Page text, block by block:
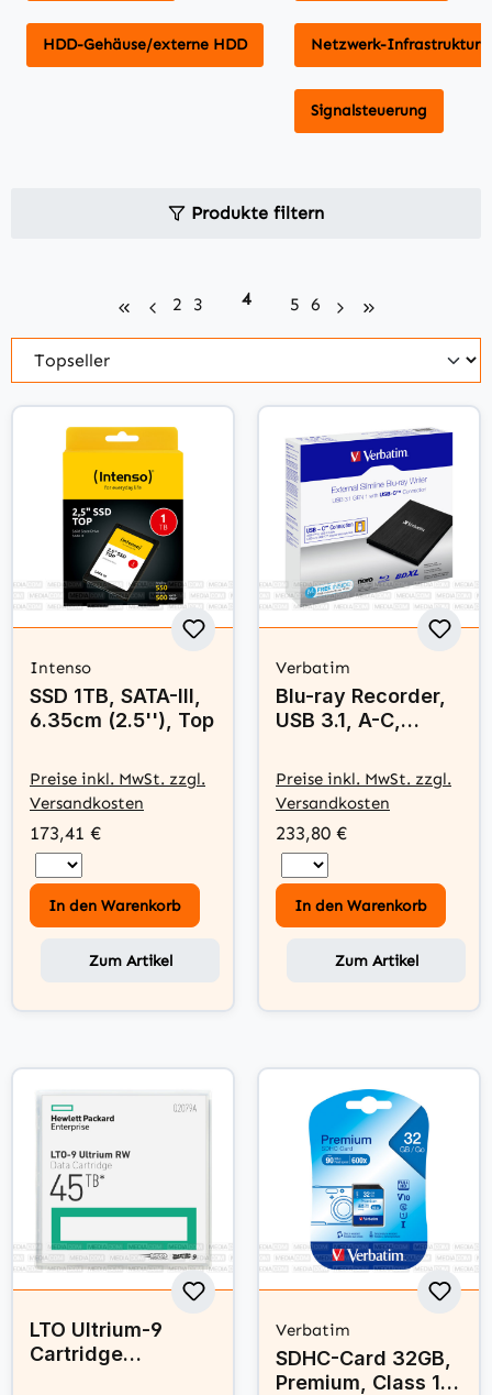
HDD-Gehäuse/externe HDD Netzwerk-Infrastruktur
Signalsteuerung
Produkte filtern
Seite
2 Seite
3 Seite
4 Seite
5 Seite
6
Intenso
SSD 1TB, SATA-III,
6.35cm (2.5''), Top
Preise inkl. MwSt. zzgl.
Versandkosten
173,41 €
In den Warenkorb
Zum Artikel
Verbatim
Blu-ray Recorder,
USB 3.1, A-C,
Preise inkl. MwSt. zzgl.
Versandkosten
233,80 €
In den Warenkorb
Zum Artikel
LTO Ultrium-9
Cartridge
Verbatim
SDHC-Card 32GB,
Premium, Class 10,